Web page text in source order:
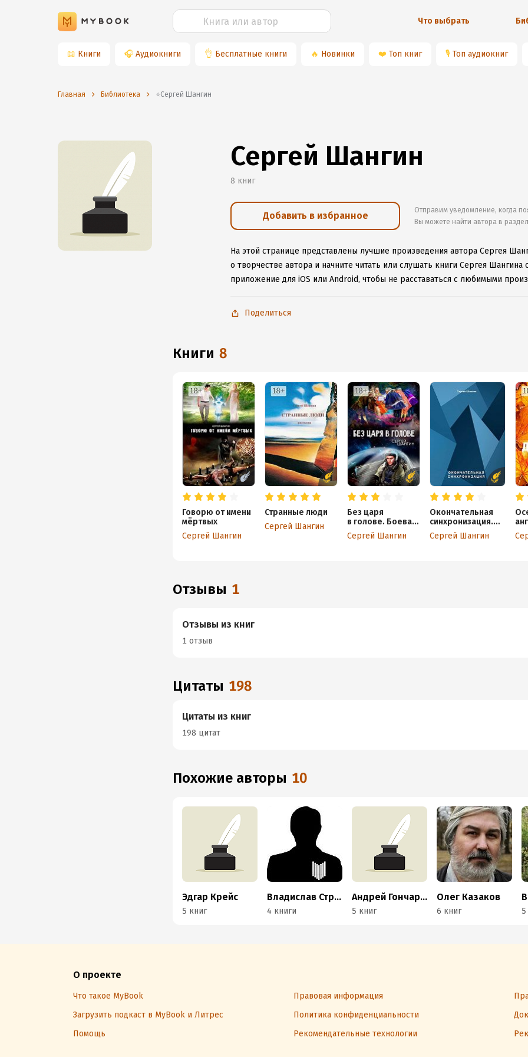
Что выбрать
📖 Книги 🎧 Аудиокниги 👌 Бесплатные книги 🔥 Новинки ❤️ Топ книг 🎙 Топ аудиокниг
Главная Библиотека ⭐️Сергей Шангин
Сергей Шангин
8 книг
Добавить в избранное
Отправим уведомление, когда
Вы можете найти автора в
На этой странице представлены лучшие произведения автора Сергея
о творчестве автора и начните читать или слушать книги Сергея
приложение для iOS или Android, чтобы не расставаться с любимыми
Поделиться
книги 8
Говорю от имени
мёртвых
Сергей Шангин
Странные люди
Сергей Шангин
Без царя
в голове. Боевая
фантастика
Сергей Шангин
Окончательная
синхронизация.
Фантастический
боевик
Сергей Шангин
Отзывы 1
Отзывы из книг
1 отзыв
Цитаты 198
Цитаты из книг
198 цитат
Похожие авторы 10
Эдгар Крейс
5 книг
Владислав Стрелков
4 книги
Андрей Гончаров
5 книг
Олег Казаков
6 книг
О проекте
Что такое MyBook Правовая информация
Загрузить подкаст в MyBook и Литрес
Политика конфиденциальности
Помощь
Рекомендательные технологии